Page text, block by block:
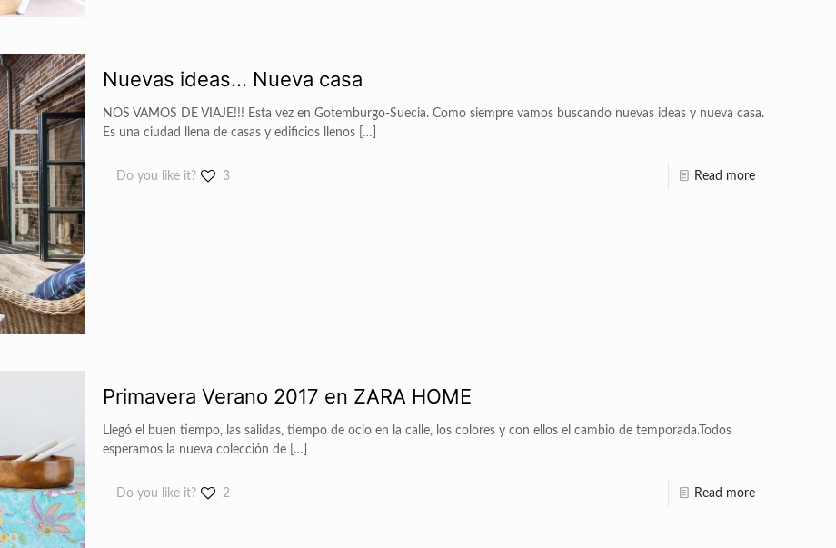
Nuevas ideas… Nueva casa
NOS VAMOS DE VIAJE!!! Esta vez en Gotemburgo-Suecia. Como siempre vamos buscando nuevas ideas y nueva casa.
Es una ciudad llena de casas y edificios llenos[…]
Do you like it? 3 Read more
Primavera Verano 2017 en ZARA HOME
Llegó el buen tiempo, las salidas, tiempo de ocio en la calle, los colores y con ellos el cambio de temporada.Todos
esperamos la nueva colección de[…]
Do you like it? 2 Read more